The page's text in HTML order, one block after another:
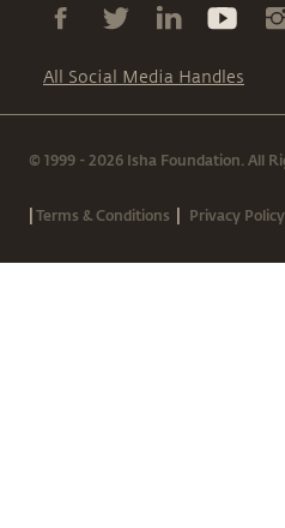
All Social Media Handles
© 1999 - 2026 Isha Foundation. All
|Terms & Conditions | Privacy Policy